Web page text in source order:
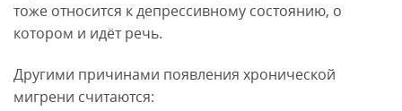
тоже относится к депрессивному состоянию, о
котором и идёт речь.
Другими причинами появления хронической
мигрени считаются: